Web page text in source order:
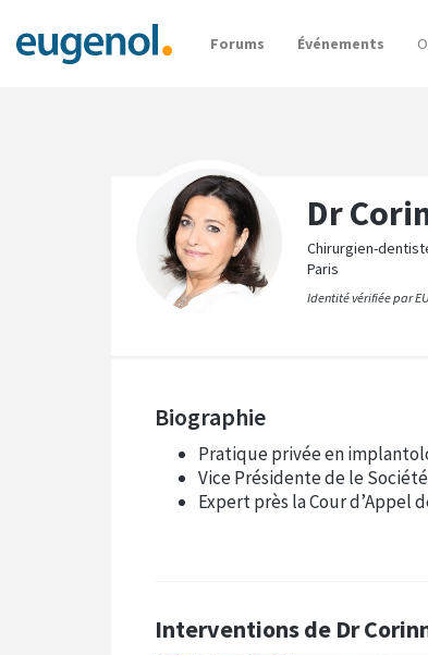
Forums Événements
Dr
Chirurgien-
Paris
Identité vérifiée par
Biographie
Pratique privée en
Vice Présidente de le
Expert près la Cour d’Appel
Interventions de Dr